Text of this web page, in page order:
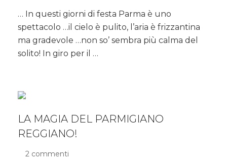
alle
noci
… In questi giorni di festa Parma è uno
spettacolo …il cielo è pulito, l’aria è frizzantina
ma gradevole …non so’ sembra più calma del
solito! In giro per il …
LA MAGIA DEL PARMIGIANO
REGGIANO!
2 commenti